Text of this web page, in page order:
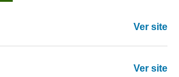
Ver site
Ver site